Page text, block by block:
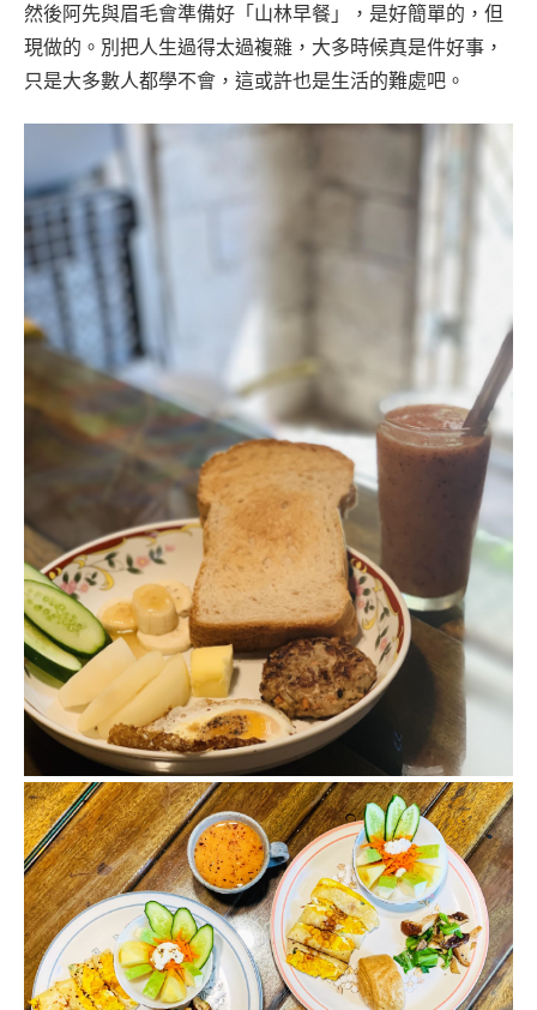
然後阿先與眉毛會準備好「山林早餐」，是好簡單的，但
現做的。別把人生過得太過複雜，大多時候真是件好事，
只是大多數人都學不會，這或許也是生活的難處吧。